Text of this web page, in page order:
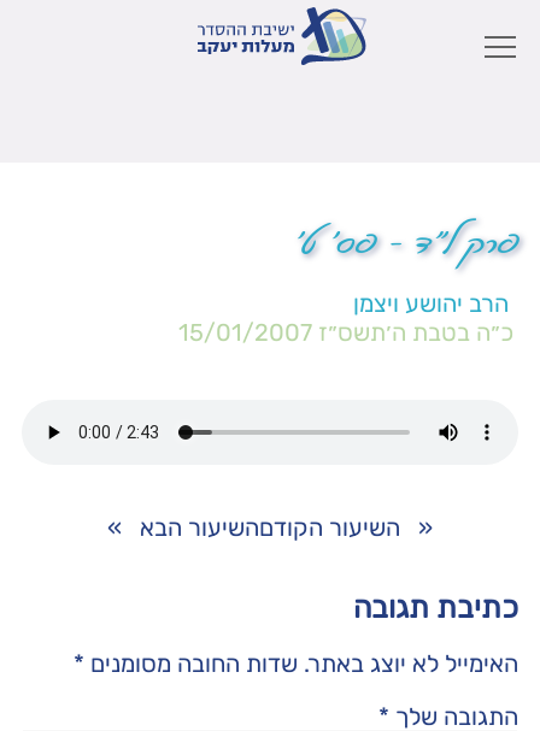
פרק ל"ד – פס' ט'
הרב יהושע ויצמן
כ״ה בטבת ה׳תשס״ז 15/01/2007
« השיעור הקודםהשיעור הבא »
כתיבת תגובה
האימייל לא יוצג באתר. שדות החובה מסומנים *
התגובה שלך *